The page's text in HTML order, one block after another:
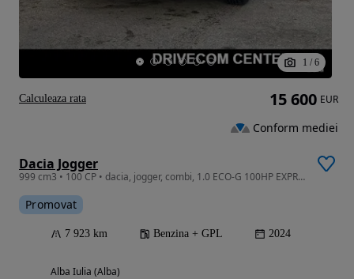
1 / 6
Dacia Jogger
999 cm3 • 100 CP • dacia, jogger, combi, 1.0 ECO-G 100HP EXPRESSION
Promovat
7 923 km Benzina + GPL 2024
Alba Iulia (Alba)
15 600 EUR
Conform mediei
Calculeaza rata